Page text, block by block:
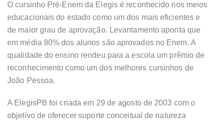
O cursinho Pré-Enem da Elegis é reconhecido nos meios
educacionais do estado como um dos mais eficientes e
de maior grau de aprovação. Levantamento aponta que
em média 80% dos alunos são aprovados no Enem. A
qualidade do ensino rendeu para a escola um prêmio de
reconhecimento como um dos melhores cursinhos de
João Pessoa.
A ElegisPB foi criada em 29 de agosto de 2003 com o
objetivo de oferecer suporte conceitual de natureza